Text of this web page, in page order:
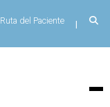
Ruta del Paciente